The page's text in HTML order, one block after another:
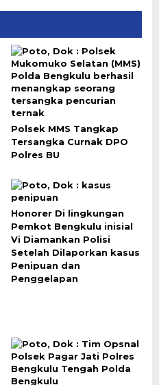
Polsek MMS Tangkap
Tersangka Curnak DPO
Polres BU
Honorer Di lingkungan
Pemkot Bengkulu inisial
Vi Diamankan Polisi
Setelah Dilaporkan kasus
Penipuan dan
Penggelapan